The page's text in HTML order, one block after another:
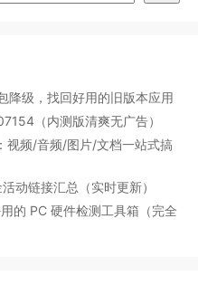
降级，找回好用的旧版本应用
（内测版清爽无广告）
视频/音频/图片/文档一站式搞
动链接汇总（实时更新）
的 PC 硬件检测工具箱（完全